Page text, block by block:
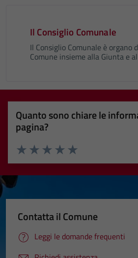
Il Consiglio Comunale
Il Consiglio Comunale è organo
Comune insieme alla Giunta e
Quanto sono chiare le
pagina?
Valuta 5 stelle su 5
Valuta 4 stelle su 5
Valuta 3 stelle su 5
Valuta 2 stelle su 5
Valuta 1 stelle su 5
Contatta il Comune
Leggi le domande frequenti